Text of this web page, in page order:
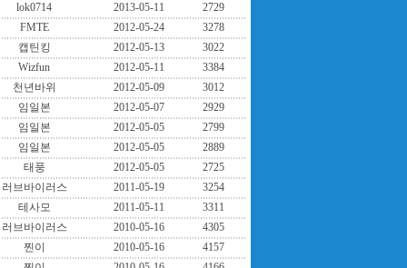
lok0714 2013-05-11
2729
FMTE 2012-05-24
3278
캡틴킹 2012-05-13
3022
Wizfun 2012-05-11
3384
천년바위 2012-05-09
3012
임일본 2012-05-07
2929
임일본 2012-05-05
2799
임일본 2012-05-05
2889
태풍 2012-05-05
2725
러브바이러스 2011-05-19
3254
테사모 2011-05-11
3311
러브바이러스 2010-05-16
4305
찐이 2010-05-16
4157